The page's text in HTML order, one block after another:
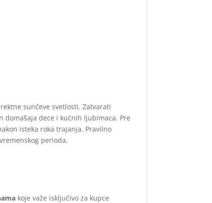
sunčeve svetlosti. Zatvarati
domašaja dece i kućnih ljubimaca. Pre
isteka roka trajanja. Pravilno
perioda.
koje važe isključivo za kupce